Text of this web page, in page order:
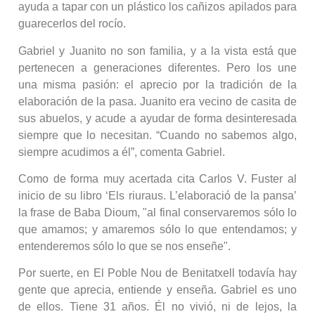
ayuda a tapar con un plástico los cañizos apilados para
guarecerlos del rocío.
Gabriel y Juanito no son familia, y a la vista está que
pertenecen a generaciones diferentes. Pero los une
una misma pasión: el aprecio por la tradición de la
elaboración de la pasa. Juanito era vecino de casita de
sus abuelos, y acude a ayudar de forma desinteresada
siempre que lo necesitan. “Cuando no sabemos algo,
siempre acudimos a él”, comenta Gabriel.
Como de forma muy acertada cita Carlos V. Fuster al
inicio de su libro ‘Els riuraus. L’elaboració de la pansa’
la frase de Baba Dioum, "al final conservaremos sólo lo
que amamos; y amaremos sólo lo que entendamos; y
entenderemos sólo lo que se nos enseñe".
Por suerte, en El Poble Nou de Benitatxell todavía hay
gente que aprecia, entiende y enseña. Gabriel es uno
de ellos. Tiene 31 años. Él no vivió, ni de lejos, la